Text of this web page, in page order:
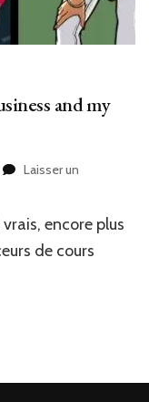
and my
Laisser un
encore plus
de cours